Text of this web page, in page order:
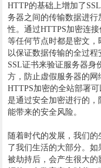
HTTP的基础上增加了
务器之间的传输数据进
性。通过HTTPS加密连
等任何节点时都是密文，
以保证数据传输的全过
SSL证书来验证服务器身
方，防止虚假服务器的网
HTTPS加密的全站部署
是通过安全加密进行的，
能带来的安全风险。
随着时代的发展，我们
了我们生活的大部分。
被劫持后，会产生很大